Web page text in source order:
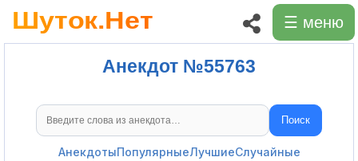
☰ меню
Анекдот №55763
Поиск анекдотов Поиск
АнекдотыПопулярныеЛучшиеСлучайные